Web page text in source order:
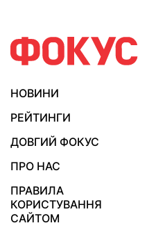
НОВИНИ
РЕЙТИНГИ
ДОВГИЙ ФОКУС
ПРО НАС
ПРАВИЛА
КОРИСТУВАННЯ
САЙТОМ